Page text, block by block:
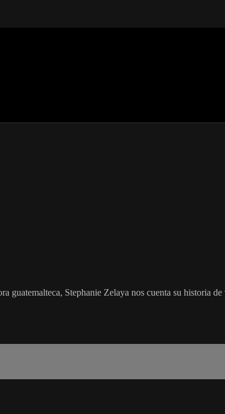
guatemalteca, Stephanie Zelaya nos cuenta su historia